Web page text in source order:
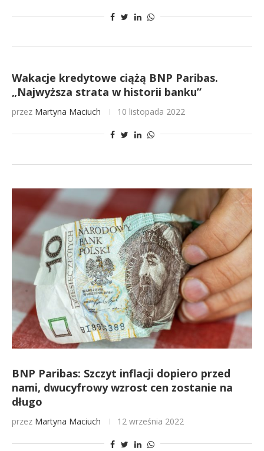
Wakacje kredytowe ciążą BNP Paribas.
„Najwyższa strata w historii banku”
przez Martyna Maciuch 10 listopada 2022
BNP Paribas: Szczyt inflacji dopiero przed
nami, dwucyfrowy wzrost cen zostanie na
długo
przez Martyna Maciuch 12 września 2022